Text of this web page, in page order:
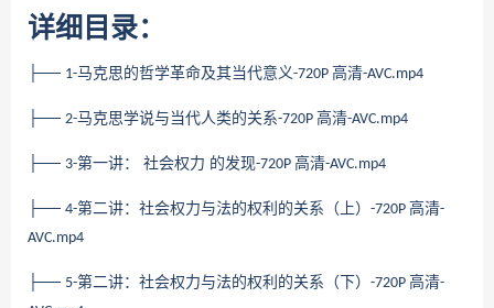
详细目录：
├── 1-马克思的哲学革命及其当代意义-720P 高清-AVC.mp4
├── 2-马克思学说与当代人类的关系-720P 高清-AVC.mp4
├── 3-第一讲： 社会权力 的发现-720P 高清-AVC.mp4
├── 4-第二讲：社会权力与法的权利的关系（上） -720P 高清-
AVC.mp4
├── 5-第二讲：社会权力与法的权利的关系（下） -720P 高清-